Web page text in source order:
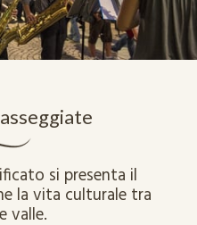
si presenta il
la vita culturale tra
valle.